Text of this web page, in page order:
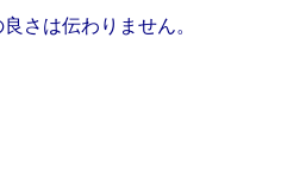
さは伝わりません。